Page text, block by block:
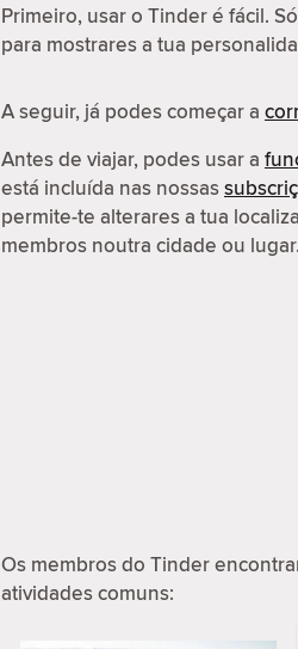
Primeiro, usar o Tinder é fácil.
para mostrares a tua
A seguir, já podes começar a
Antes de viajar, podes usar a
está incluída nas nossas
permite-te alterares a tua
membros noutra cidade ou lugar.
Os membros do Tinder
atividades comuns: